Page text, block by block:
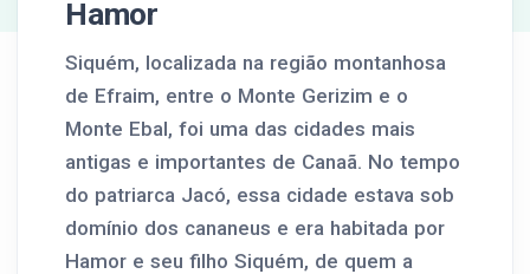
Hamor
Siquém, localizada na região montanhosa
de Efraim, entre o Monte Gerizim e o
Monte Ebal, foi uma das cidades mais
antigas e importantes de Canaã. No tempo
do patriarca Jacó, essa cidade estava sob
domínio dos cananeus e era habitada por
Hamor e seu filho Siquém, de quem a